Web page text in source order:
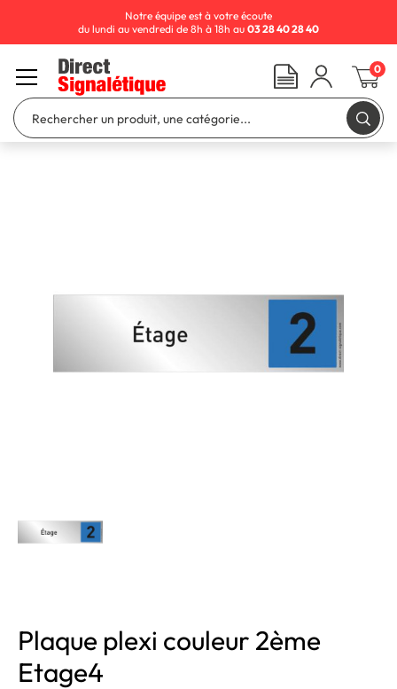
Plaque plexi couleur 2ème
Etage4
Notre équipe est à votre écoute
du lundi au vendredi de 8h à 18h au 03 28 40 28 40
0